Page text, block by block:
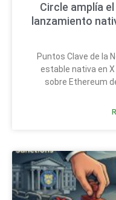
Circle amplía el
lanzamiento
Puntos Clave de la
estable nativa en X
sobre Ethereum